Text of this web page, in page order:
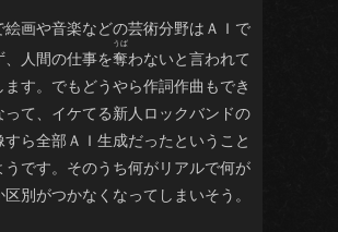
絵画や音楽などの芸術分野はＡＩで
、人間の仕事を奪わないと言われて
ます。でもどうやら作詞作曲もでき
って、イケてる新人ロックバンドの
すら全部ＡＩ生成だったということ
うです。そのうち何がリアルで何が
別がつかなくなってしまいそう。